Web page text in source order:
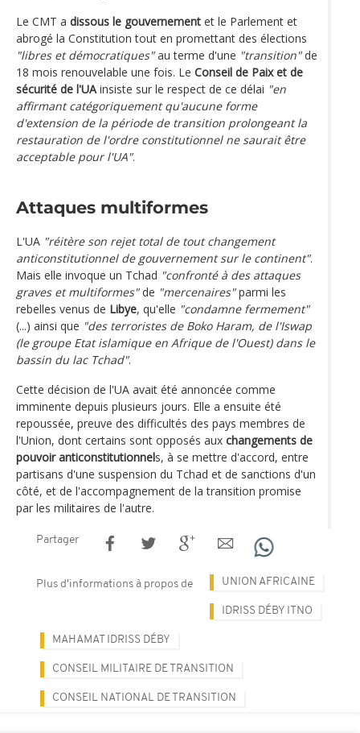
Le CMT a dissous le gouvernement et le Parlement et
abrogé la Constitution tout en promettant des élections
"libres et démocratiques"au terme d'une "transition"de
18 mois renouvelable une fois. Le Conseil de Paix et de
sécurité de l'UAinsiste sur le respect de ce délai "en
affirmant catégoriquement qu'aucune forme
d'extension de la période de transition prolongeant la
restauration de l'ordre constitutionnel ne saurait être
acceptable pour l'UA".
Attaques multiformes
L'UA "réitère son rejet total de tout changement
anticonstitutionnel de gouvernement sur le continent".
Mais elle invoque un Tchad "confronté à des attaques
graves et multiformes"de "mercenaires"parmi les
rebelles venus de Libye, qu'elle "condamne fermement"
(...) ainsi que "des terroristes de Boko Haram, de l'Iswap
(le groupe Etat islamique en Afrique de l'Ouest) dans le
bassin du lac Tchad".
Cette décision de l'UA avait été annoncée comme
imminente depuis plusieurs jours. Elle a ensuite été
repoussée, preuve des difficultés des pays membres de
l'Union, dont certains sont opposés aux changements de
pouvoir anticonstitutionnels, à se mettre d'accord, entre
partisans d'une suspension du Tchad et de sanctions d'un
côté, et de l'accompagnement de la transition promise
par les militaires de l'autre.
Partager
Plus d'informations à propos de UNION AFRICAINE
IDRISS DÉBY ITNO
MAHAMAT IDRISS DÉBY
CONSEIL MILITAIRE DE TRANSITION
CONSEIL NATIONAL DE TRANSITION